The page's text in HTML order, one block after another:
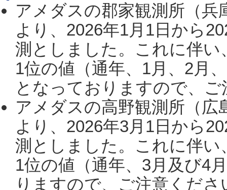
アメダスの郡家観測所（
より、2026年1月1日から
測としました。これに伴い
1位の値（通年、1月、2月
となっておりますので、
アメダスの高野観測所（
より、2026年3月1日から
測としました。これに伴い
1位の値（通年、3月及び4
りますので、ご注意くだ